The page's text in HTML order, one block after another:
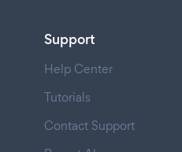
Support
Help Center
Tutorials
Contact Support